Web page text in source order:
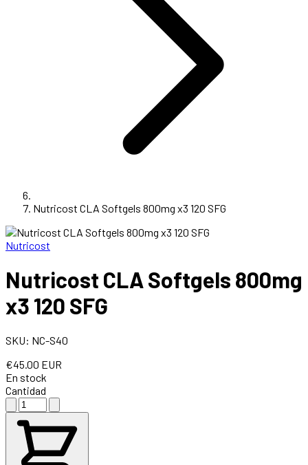
Nutricost CLA Softgels 800mg x3 120 SFG
Nutricost
Nutricost CLA Softgels 800mg
x3 120 SFG
SKU: NC-S40
€45.00 EUR
En stock
Cantidad